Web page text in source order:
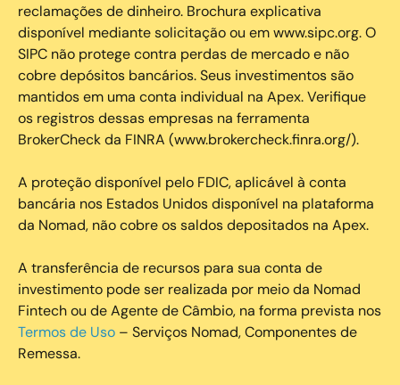
reclamações de dinheiro. Brochura explicativa
disponível mediante solicitação ou em www.sipc.org. O
SIPC não protege contra perdas de mercado e não
cobre depósitos bancários. Seus investimentos são
mantidos em uma conta individual na Apex. Verifique
os registros dessas empresas na ferramenta
BrokerCheck da FINRA (www.brokercheck.finra.org/).
A proteção disponível pelo FDIC, aplicável à conta
bancária nos Estados Unidos disponível na plataforma
da Nomad, não cobre os saldos depositados na Apex.
A transferência de recursos para sua conta de
investimento pode ser realizada por meio da Nomad
Fintech ou de Agente de Câmbio, na forma prevista nos
Termos de Uso – Serviços Nomad, Componentes de
Remessa.